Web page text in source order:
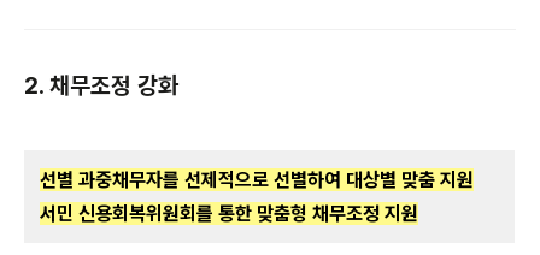
2. 채무조정 강화
선별 과중채무자를 선제적으로 선별하여 대상별 맞춤 지원
서민 신용회복위원회를 통한 맞춤형 채무조정 지원